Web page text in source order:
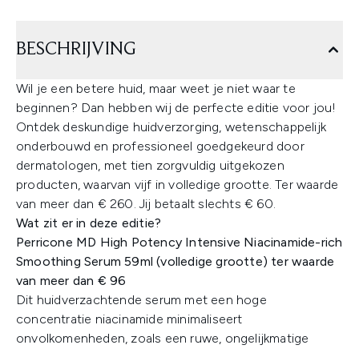
BESCHRIJVING
Wil je een betere huid, maar weet je niet waar te
beginnen? Dan hebben wij de perfecte editie voor jou!
Ontdek deskundige huidverzorging, wetenschappelijk
onderbouwd en professioneel goedgekeurd door
dermatologen, met tien zorgvuldig uitgekozen
producten, waarvan vijf in volledige grootte. Ter waarde
van meer dan € 260. Jij betaalt slechts € 60.
Wat zit er in deze editie?​
​Perricone MD High Potency Intensive Niacinamide-rich
Smoothing Serum 59ml (volledige grootte) ter waarde
van meer dan € 96
Dit huidverzachtende serum met een hoge
concentratie niacinamide minimaliseert
onvolkomenheden, zoals een ruwe, ongelijkmatige